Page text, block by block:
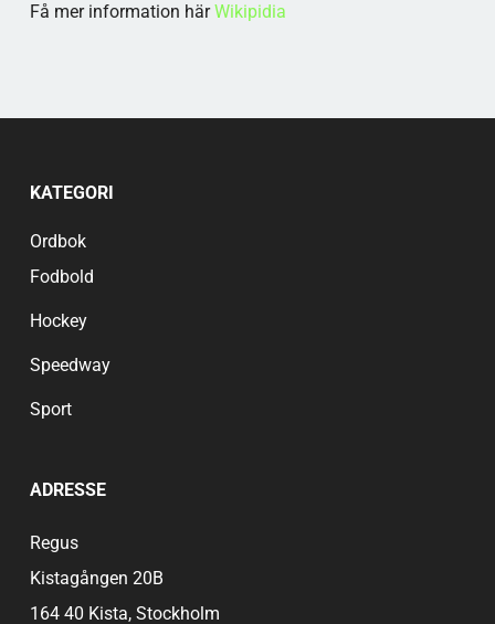
Få mer information härWikipidia
KATEGORI
Ordbok
Fodbold
Hockey
Speedway
Sport
ADRESSE
Regus
Kistagången 20B
164 40 Kista, Stockholm